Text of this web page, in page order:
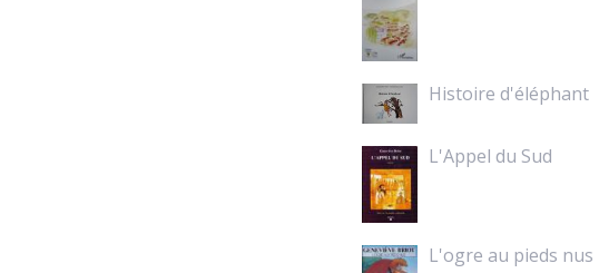
Histoire d'éléphant
L'Appel du Sud
L'ogre au pieds nus